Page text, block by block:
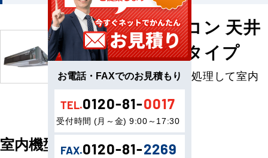
外気処理エアコン 天井
埋込形ダクトタイプ
新鮮外気を加熱・冷却処理して室内
空間に取り入れ
室内機型番一覧
お電話・FAXでのお見積もり
TEL.0120-81-0017
受付時間 (月～金) 9:00～17:30
FAX.0120-81-2269